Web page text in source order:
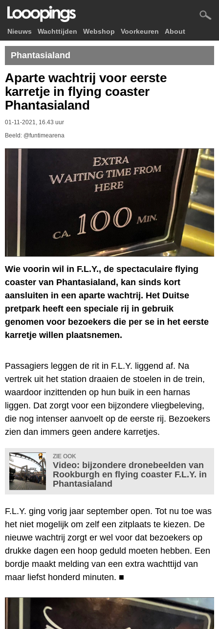
Nieuws Wachttijden Webshop Voorkeuren About
Phantasialand
Aparte wachtrij voor eerste
karretje in flying coaster
Phantasialand
01-11-2021, 16.43 uur
Beeld: @funtimearena
Wie voorin wil in F.L.Y., de spectaculaire flying
coaster van Phantasialand, kan sinds kort
aansluiten in een aparte wachtrij. Het Duitse
pretpark heeft een speciale rij in gebruik
genomen voor bezoekers die per se in het eerste
karretje willen plaatsnemen.
Passagiers leggen de rit in F.L.Y. liggend af. Na
vertrek uit het station draaien de stoelen in de trein,
waardoor inzittenden op hun buik in een harnas
liggen. Dat zorgt voor een bijzondere vliegbeleving,
die nog intenser aanvoelt op de eerste rij. Bezoekers
zien dan immers geen andere karretjes.
ZIE OOK
Video: bijzondere dronebeelden van
Rookburgh en flying coaster F.L.Y. in
Phantasialand
F.L.Y. ging vorig jaar september open. Tot nu toe was
het niet mogelijk om zelf een zitplaats te kiezen. De
nieuwe wachtrij zorgt er wel voor dat bezoekers op
drukke dagen een hoop geduld moeten hebben. Een
bordje maakt melding van een extra wachttijd van
maar liefst honderd minuten. ■